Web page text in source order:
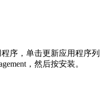
序，单击更新应用程序列
，然后按安装。